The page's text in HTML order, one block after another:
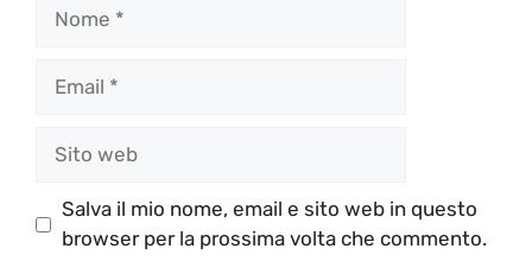
Salva il mio nome, email e sito web in questo
browser per la prossima volta che commento.